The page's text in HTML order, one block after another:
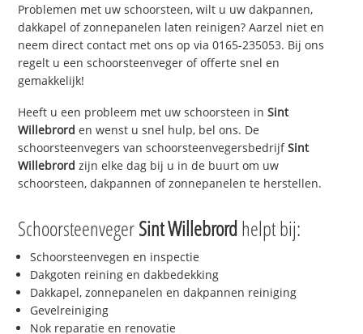
Problemen met uw schoorsteen, wilt u uw dakpannen,
dakkapel of zonnepanelen laten reinigen? Aarzel niet en
neem direct contact met ons op via 0165-235053. Bij ons
regelt u een schoorsteenveger of offerte snel en
gemakkelijk!
Heeft u een probleem met uw schoorsteen inSint
Willebrord en wenst u snel hulp, bel ons. De
schoorsteenvegers van schoorsteenvegersbedrijfSint
Willebrord zijn elke dag bij u in de buurt om uw
schoorsteen, dakpannen of zonnepanelen te herstellen.
SchoorsteenvegerSint Willebrordhelpt bij:
Schoorsteenvegen en inspectie
Dakgoten reining en dakbedekking
Dakkapel, zonnepanelen en dakpannen reiniging
Gevelreiniging
Nok reparatie en renovatie